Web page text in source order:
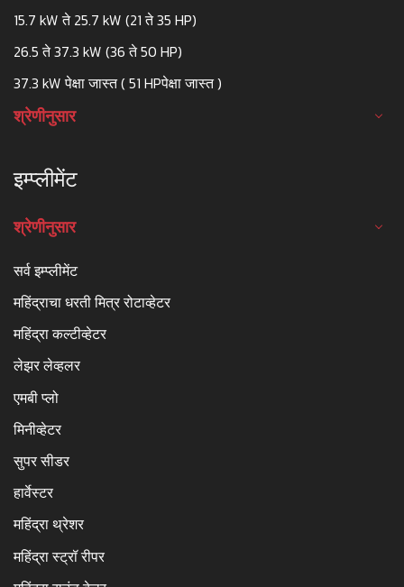
15.7 kW ते 25.7 kW (21 ते 35 HP)
26.5 ते 37.3 kW (36 ते 50 HP)
37.3 kW पेक्षा जास्त ( 51 HPपेक्षा जास्त )
श्रेणीनुसार
इम्प्लीमेंट
श्रेणीनुसार
सर्व इम्प्लीमेंट
महिंद्राचा धरती मित्र रोटाव्हेटर
महिंद्रा कल्टीव्हेटर
लेझर लेव्हलर
एमबी प्लो
मिनीव्हेटर
सुपर सीडर
हार्वेस्टर
महिंद्रा थ्रेशर
महिंद्रा स्ट्रॉ रीपर